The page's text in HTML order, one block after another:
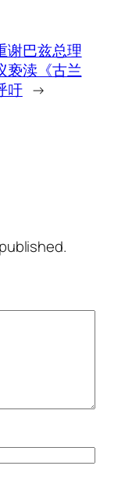
谢巴兹总理
亵渎《古兰
吁 →